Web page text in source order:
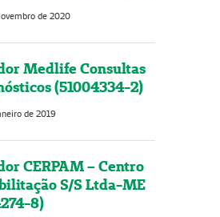
de 2020
Medlife Consultas
(51004334-2)
de 2019
CERPAM – Centro
S/S Ltda-ME
8)